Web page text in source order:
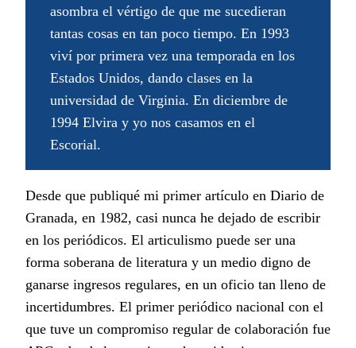
asombra el vértigo de que me sucedieran
tantas cosas en tan poco tiempo. En 1993
viví por primera vez una temporada en los
Estados Unidos, dando clases en la
universidad de Virginia. En diciembre de
1994 Elvira y yo nos casamos en el
Escorial.
Desde que publiqué mi primer artículo en Diario de
Granada, en 1982, casi nunca he dejado de escribir
en los periódicos. El articulismo puede ser una
forma soberana de literatura y un medio digno de
ganarse ingresos regulares, en un oficio tan lleno de
incertidumbres. El primer periódico nacional con el
que tuve un compromiso regular de colaboración fue